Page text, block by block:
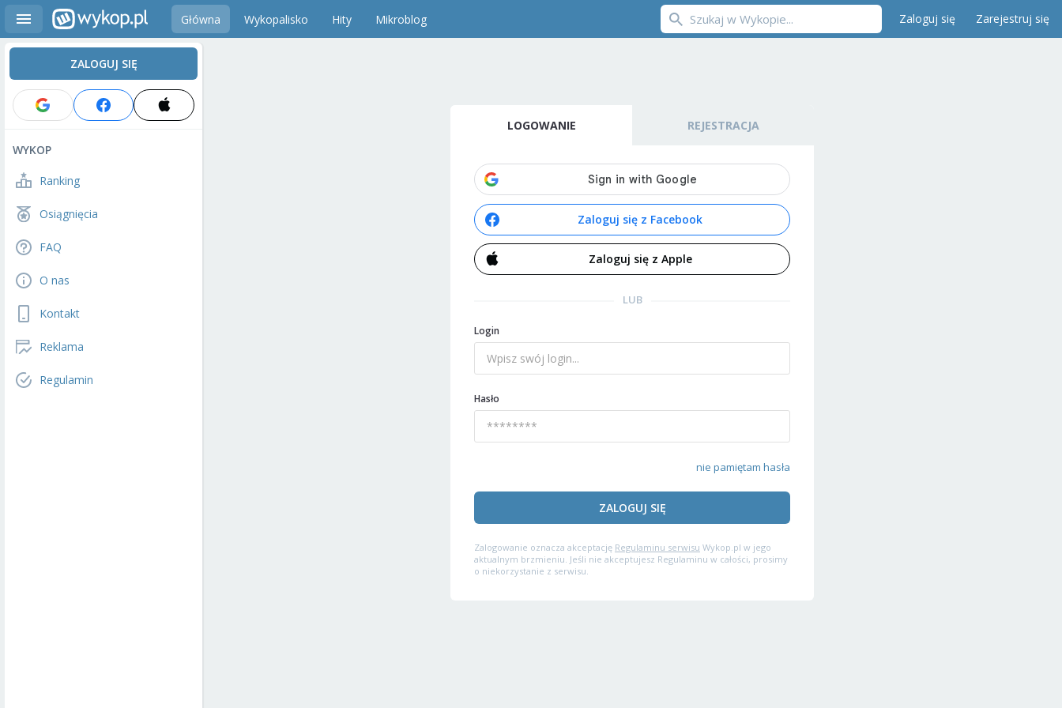
Główna Wykopalisko Hity Mikroblog Zaloguj się Zarejestruj się
ZALOGUJ SIĘ
WYKOP
Ranking
Osiągnięcia
FAQ
O nas
Kontakt
Reklama
Regulamin
LOGOWANIE REJESTRACJA
Zaloguj się z Facebook
Zaloguj się z Apple
LUB
Login
Hasło
nie pamiętam hasła
ZALOGUJ SIĘ
Zalogowanie oznacza akceptację Regulaminu serwisu Wykop.pl w jego
aktualnym brzmieniu. Jeśli nie akceptujesz Regulaminu w całości, prosimy
o niekorzystanie z serwisu.